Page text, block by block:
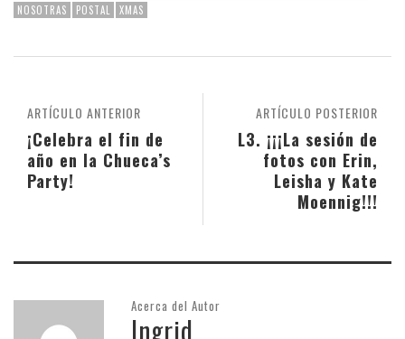
NOSOTRAS
POSTAL XMAS
ARTÍCULO POSTERIOR
L3. ¡¡¡La sesión de
fotos con Erin,
Leisha y Kate
Moennig!!!
ARTÍCULO ANTERIOR
¡Celebra el fin de
año en la Chueca’s
Party!
Acerca del Autor
Ingrid